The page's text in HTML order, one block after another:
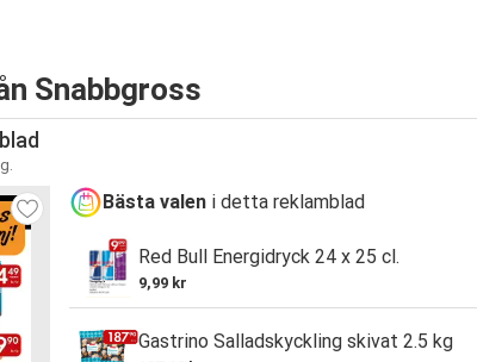
Snabbgross
Bästa valen i detta reklamblad
Red Bull Energidryck 24 x 25 cl.
9,99 kr
Gastrino Salladskyckling skivat 2.5 kg